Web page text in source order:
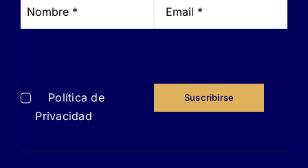
Política de
Privacidad
Suscribirse